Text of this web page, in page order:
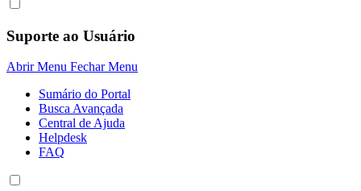
Suporte ao Usuário
Abrir Menu Fechar Menu
Sumário do Portal
Busca Avançada
Central de Ajuda
Helpdesk
FAQ